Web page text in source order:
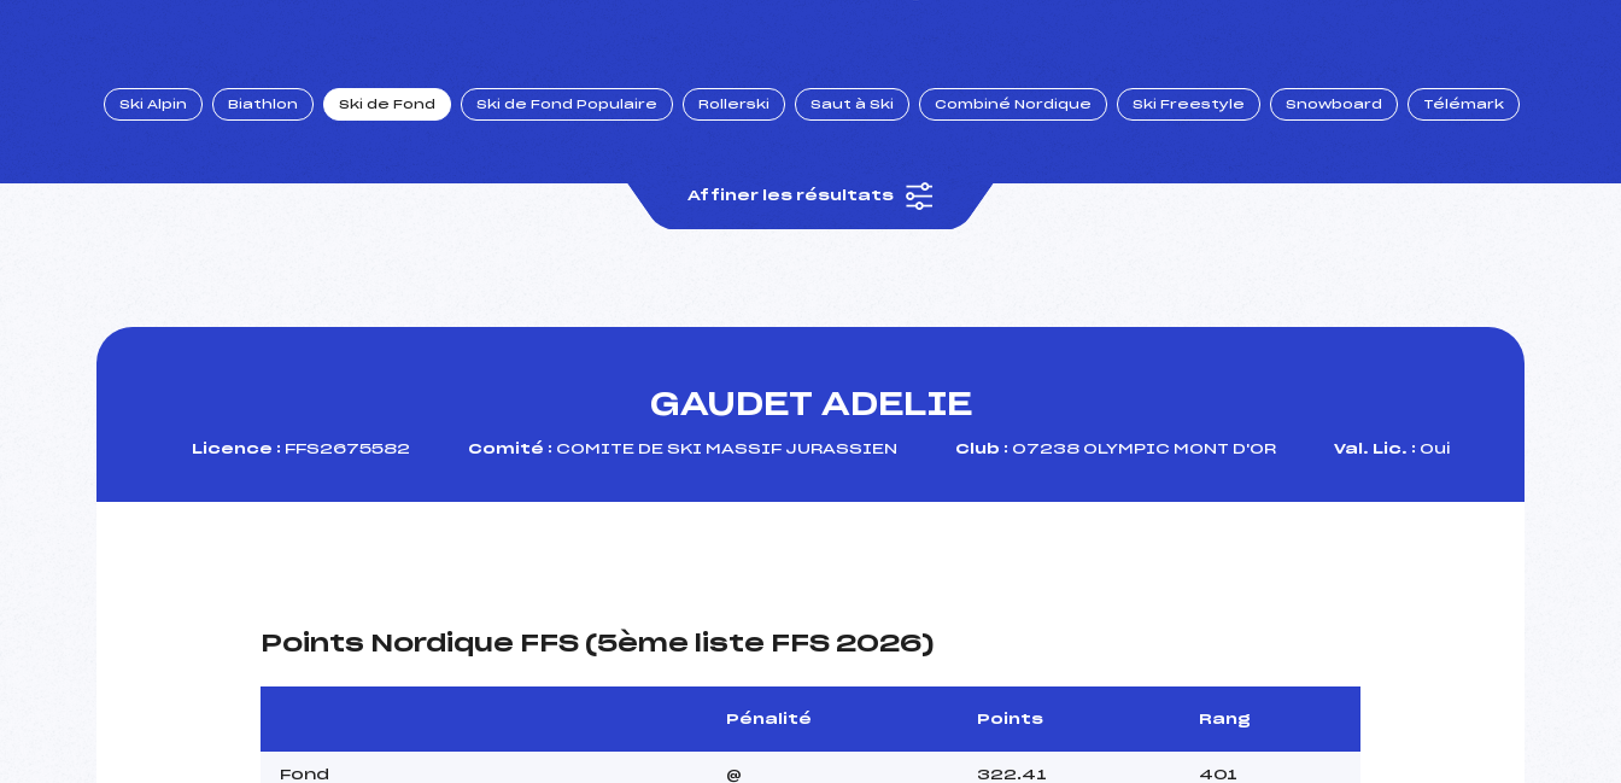
Ski Alpin Biathlon Ski de Fond Ski de Fond Populaire Rollerski Saut à Ski Combiné Nordique Ski Freestyle Snowboard Télémark
Affiner les résultats
GAUDET ADELIE
Licence : FFS2675582 Comité : COMITE DE SKI MASSIF JURASSIEN Club : 07238 OLYMPIC MONT D'OR Val. Lic. : Oui
Points Nordique FFS (5ème liste FFS 2026)
Pénalité Points Rang
Fond @ 322.41 401